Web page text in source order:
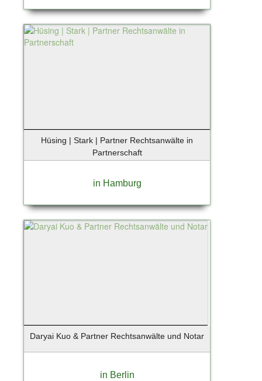
Hüsing | Stark | Partner Rechtsanwälte in
Partnerschaft
in Hamburg
Daryai Kuo & Partner Rechtsanwälte und Notar
in Berlin